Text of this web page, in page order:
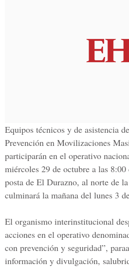
Equipos técnicos y de asistencia
Prevención en Movilizaciones
participarán en el operativo
miércoles 29 de octubre a las
posta de El Durazno, al norte de la
culminará la mañana del lunes 3
El organismo interinstitucional
acciones en el operativo
con prevención y seguridad”,
información y divulgación,